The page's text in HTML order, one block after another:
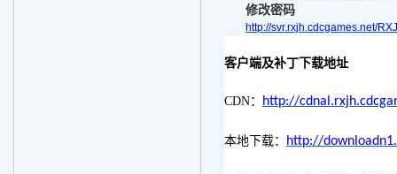
修改密码
http://svr.rxjh.cdcgames.net/
客户端及补丁下载地址
CDN： http://
本地下载： http://